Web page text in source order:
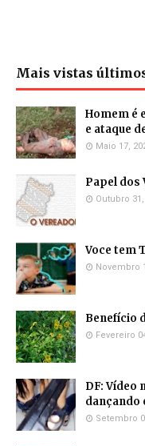
Mais vistas
Homem é
e ataque
Maio 17,
Papel dos
Outubro 31,
Voce tem
Novembro
Benefício
Fevereiro
DF: Vídeo
dançando
Setembro